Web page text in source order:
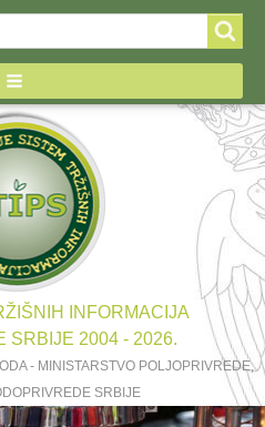
INFORMACIJA
SRBIJE 2004 - 2026.
- MINISTARSTVO POLJOPRIVREDE,
SRBIJE